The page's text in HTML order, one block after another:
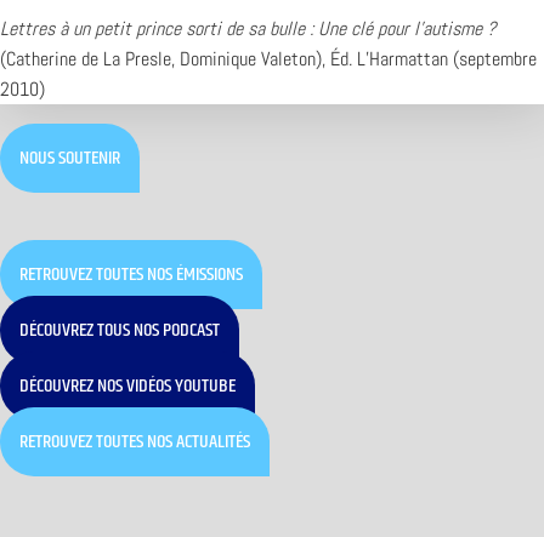
Lettres à un petit prince sorti de sa bulle : Une clé pour l’autisme ?
(Catherine de La Presle, Dominique Valeton), Éd. L’Harmattan (septembre
2010)
NOUS SOUTENIR
RETROUVEZ TOUTES NOS ÉMISSIONS
DÉCOUVREZ TOUS NOS PODCAST
DÉCOUVREZ NOS VIDÉOS YOUTUBE
RETROUVEZ TOUTES NOS ACTUALITÉS